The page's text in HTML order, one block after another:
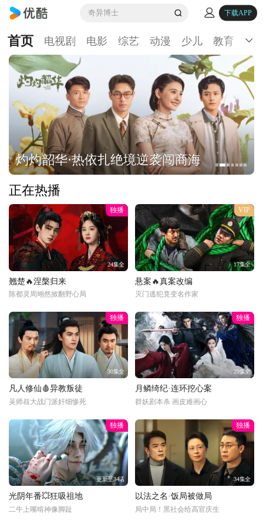
奇异博士 下载APP
首页 电视剧 电影 综艺 动漫 少儿 教育 生
灼灼韶华·热依扎绝境逆袭闯商海
正在热播
独播
24集全
翘楚🔥涅槃归来
陈都灵周翊然掀翻野心局
VIP
17集全
悬案🔥真案改编
灭门逃犯竟变名作家
独播
30集全
凡人修仙🩸异教叛徒
吴师叔大战门派奸细惨死
独播
29集全
月鳞绮纪·连环挖心案
群妖剧本杀 画皮难画心
独播
更新至34话
光阴年番💥狂吸祖地
二牛上嘴啃神像脚趾
独播
34集全
以法之名·饭局被做局
局中局！黑社会给高官庆生